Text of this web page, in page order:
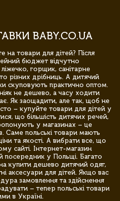
BABY.CO.UA
на товари для дітей? Після
бюджет відчутно
горщик, санітарне
різних дрібниць. А дитячий
скуповують практично оптом.
не дешево, а часу ходити
Як заощадити, але так, щоб не
– купуйте товари для дітей у
що більшість дитячих речей,
у магазинах – це
Саме польські товари мають
та якості. А вибрати все, що
сайті. Інтернет-магазин
посередник у Польщі. Багато
купити дешево дитячий одяг,
аксесуари для дітей. Якщо вас
замовлення та здійснення
– тепер польські товари
в Україні.